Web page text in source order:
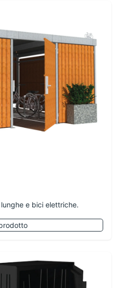
e bici elettriche.